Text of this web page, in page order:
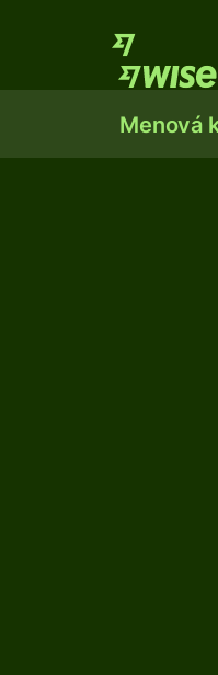
Menová